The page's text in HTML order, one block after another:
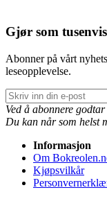
Gjør som
Abonner på vårt
leseopplevelse.
Ved å abonnere
Du kan når som helst
Informasjon
Om
Kjøpsvilkår